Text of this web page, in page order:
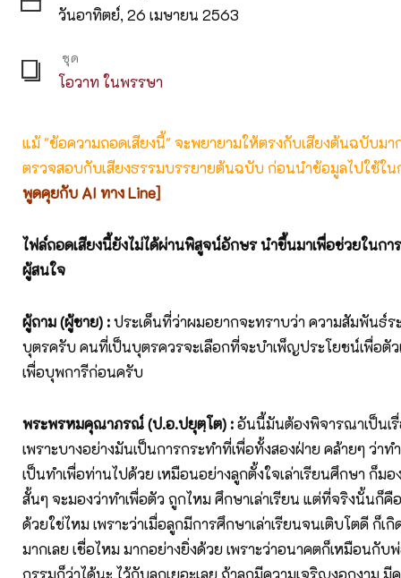
วันอาทิตย์, 26 เมษายน 2563
ชุด
โอวาท ในพรรษา
แม้ "ข้อความถอดเสียงนี้" จะพยายามให้ตรงกับเสียงต้นฉบับม
ตรวจสอบกับเสียงธรรมบรรยายต้นฉบับ ก่อนนำข้อมูลไปใช้ใน
พูดคุยกับ AI ทาง Line]
ไฟล์ถอดเสียงนี้ยังไม่ได้ผ่านพิสูจน์อักษร นำขึ้นมาเพื่อช่วยในก
ผู้สนใจ
ผู้ถาม (ผู้ชาย) :ประเด็นที่ว่าผมอยากจะทราบว่า ความสัมพันธ์
บุตรครับ คนที่เป็นบุตรควรจะเลือกที่จะบำเพ็ญประโยชน์เพื่อตั
เพื่อบุพการีก่อนครับ
พระพรหมคุณาภรณ์ (ป.อ.ปยุตฺโต) :อันนี้มันต้องพิจารณาเป็นเ
เพราะบางอย่างมันเป็นการกระทำที่เพื่อทั้งสองฝ่าย คล้ายๆ ว่าท
เป็นทำเพื่อท่านไปด้วย เหมือนอย่างลูกตั้งใจเล่าเรียนศึกษา ก็ม
สั้นๆ จะมองว่าทำเพื่อตัว ถูกไหม ศึกษาเล่าเรียน แต่ที่จริงนั้นก็คื
ด้วยใช่ไหม เพราะว่าเมื่อลูกมีการศึกษาเล่าเรียนจนเติบโตดี ก็เ
มากเลย เชื่อไหม มากอย่างยิ่งด้วย เพราะว่าอนาคตก็เหมือนกับ
กรรมก็ว่าได้นะ ไว้กับลูกเยอะเลย ถ้าลูกมีความเจริญงอกงาม มี